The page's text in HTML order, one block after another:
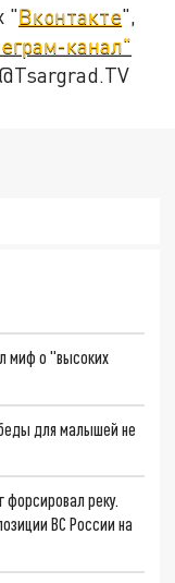
"Вконтакте",
канал"
миф о "высоких
для малышей не
форсировал реку.
ВС России на